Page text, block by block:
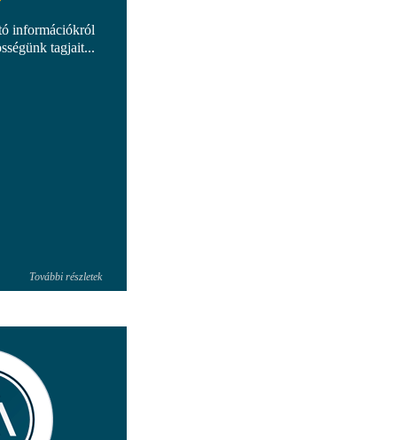
információkról
tagjait...
További részletek